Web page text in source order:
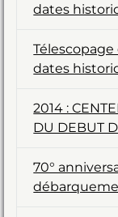
dates
Télescopage
dates
2014 :
DU DEBUT
70°
débarqueme